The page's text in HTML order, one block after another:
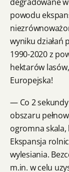
powodu
wyniku działań
1990-2020 z
hektarów
Europejska!
— Co 2
obszaru
ogromna
Ekspansja
wylesiania.
m.in. w celu